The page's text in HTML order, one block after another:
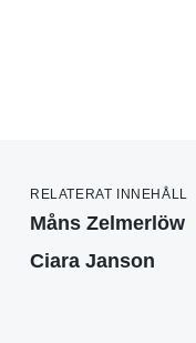
RELATERAT INNEHÅLL
Måns Zelmerlöw
Ciara Janson